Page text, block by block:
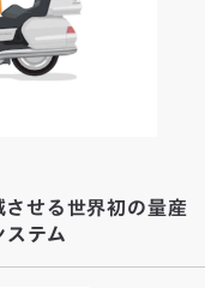
せる世界初の量産
ステム